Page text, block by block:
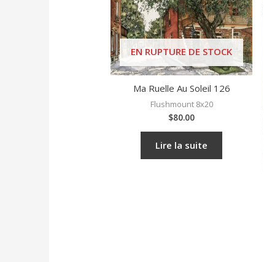
EN RUPTURE DE STOCK
Ma Ruelle Au Soleil 126
Flushmount 8x20
$80.00
Lire la suite